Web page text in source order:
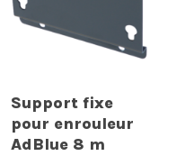
Support fixe
pour enrouleur
AdBlue 8 m